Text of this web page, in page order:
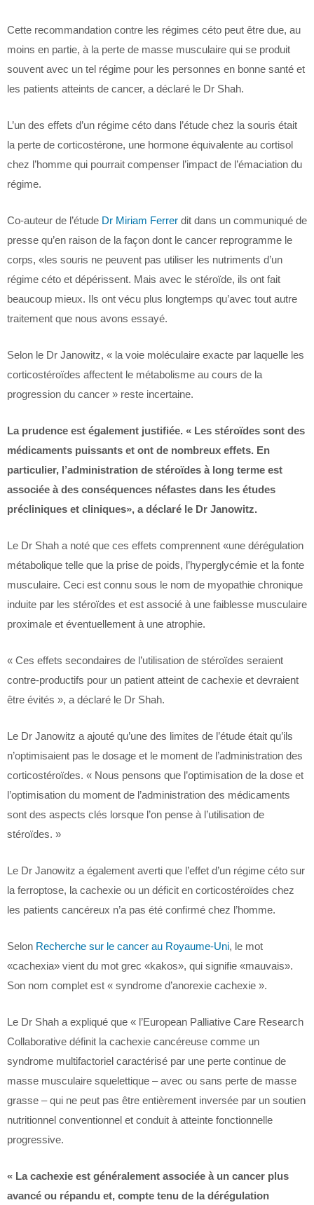
Cette recommandation contre les régimes céto peut être due, au
moins en partie, à la perte de masse musculaire qui se produit
souvent avec un tel régime pour les personnes en bonne santé et
les patients atteints de cancer, a déclaré le Dr Shah.
L’un des effets d’un régime céto dans l’étude chez la souris était
la perte de corticostérone, une hormone équivalente au cortisol
chez l’homme qui pourrait compenser l’impact de l’émaciation du
régime.
Co-auteur de l’étude Dr Miriam Ferrer dit dans un communiqué de
presse qu’en raison de la façon dont le cancer reprogramme le
corps, «les souris ne peuvent pas utiliser les nutriments d’un
régime céto et dépérissent. Mais avec le stéroïde, ils ont fait
beaucoup mieux. Ils ont vécu plus longtemps qu’avec tout autre
traitement que nous avons essayé.
Selon le Dr Janowitz, « la voie moléculaire exacte par laquelle les
corticostéroïdes affectent le métabolisme au cours de la
progression du cancer » reste incertaine.
La prudence est également justifiée. « Les stéroïdes sont des
médicaments puissants et ont de nombreux effets. En
particulier, l’administration de stéroïdes à long terme est
associée à des conséquences néfastes dans les études
précliniques et cliniques», a déclaré le Dr Janowitz.
Le Dr Shah a noté que ces effets comprennent «une dérégulation
métabolique telle que la prise de poids, l’hyperglycémie et la fonte
musculaire. Ceci est connu sous le nom de myopathie chronique
induite par les stéroïdes et est associé à une faiblesse musculaire
proximale et éventuellement à une atrophie.
« Ces effets secondaires de l’utilisation de stéroïdes seraient
contre-productifs pour un patient atteint de cachexie et devraient
être évités », a déclaré le Dr Shah.
Le Dr Janowitz a ajouté qu’une des limites de l’étude était qu’ils
n’optimisaient pas le dosage et le moment de l’administration des
corticostéroïdes. « Nous pensons que l’optimisation de la dose et
l’optimisation du moment de l’administration des médicaments
sont des aspects clés lorsque l’on pense à l’utilisation de
stéroïdes. »
Le Dr Janowitz a également averti que l’effet d’un régime céto sur
la ferroptose, la cachexie ou un déficit en corticostéroïdes chez
les patients cancéreux n’a pas été confirmé chez l’homme.
Selon Recherche sur le cancer au Royaume-Uni, le mot
«cachexia» vient du mot grec «kakos», qui signifie «mauvais».
Son nom complet est « syndrome d’anorexie cachexie ».
Le Dr Shah a expliqué que « l’European Palliative Care Research
Collaborative définit la cachexie cancéreuse comme un
syndrome multifactoriel caractérisé par une perte continue de
masse musculaire squelettique – avec ou sans perte de masse
grasse – qui ne peut pas être entièrement inversée par un soutien
nutritionnel conventionnel et conduit à atteinte fonctionnelle
progressive.
« La cachexie est généralement associée à un cancer plus
avancé ou répandu et, compte tenu de la dérégulation